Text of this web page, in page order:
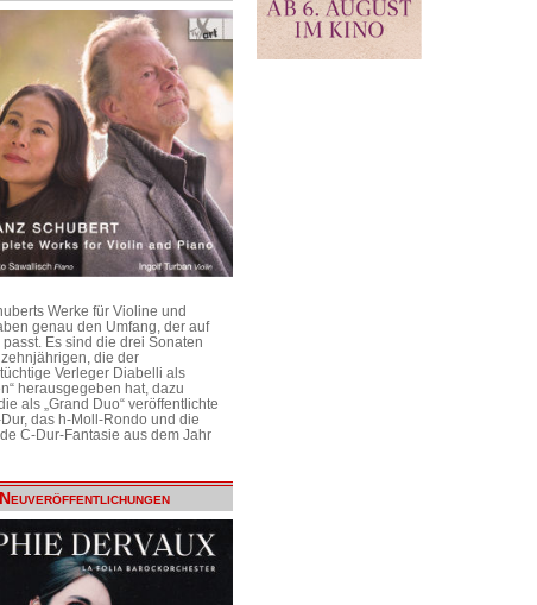
Werke für Violine und
genau den Umfang, der auf
Es sind die drei Sonaten
die der
Verleger Diabelli als
herausgegeben hat, dazu
als „Grand Duo“ veröffentlichte
das h-Moll-Rondo und die
C-Dur-Fantasie aus dem Jahr
Neuveröffentlichungen